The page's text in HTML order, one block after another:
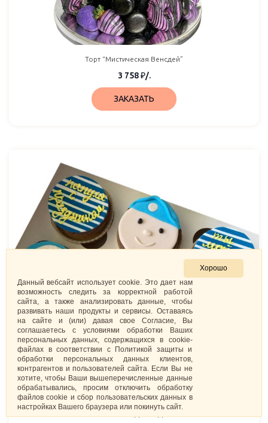
Торт “Мистическая Венсдей”
3 758₽/.
ЗАКАЗАТЬ
Хорошо
Данный вебсайт использует cookie. Это дает нам
возможность следить за корректной работой
сайта, а также анализировать данные, чтобы
развивать наши продукты и сервисы. Оставаясь
на сайте и (или) давая свое Согласие, Вы
соглашаетесь с условиями обработки Ваших
персональных данных, содержащихся в cookie-
файлах в соответствии с Политикой защиты и
обработки персональных данных клиентов,
контрагентов и пользователей сайта. Если Вы не
хотите, чтобы Ваши вышеперечисленные данные
обрабатывались, просим отключить обработку
файлов cookie и сбор пользовательских данных в
настройках Вашего браузера или покинуть сайт.